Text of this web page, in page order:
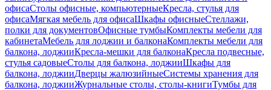
офисаСтолы офисные, компьютерныеКресла, стулья для
офисаМягкая мебель для офисаШкафы офисныеСтеллажи,
полки для документовОфисные тумбыКомплекты мебели для
кабинетаМебель для лоджии и балконаКомплекты мебели для
балкона, лоджииКресла-мешки для балконаКресла подвесные,
стулья садовыеСтолы для балкона, лоджииШкафы для
балкона, лоджииДверцы жалюзийныеСистемы хранения для
балкона, лоджииЖурнальные столы, столы-книгиТумбы для